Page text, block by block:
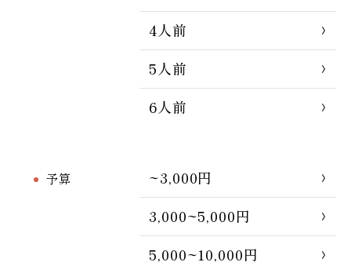
4人前
5人前
6人前
予算
~3,000円
3,000~5,000円
5,000~10,000円